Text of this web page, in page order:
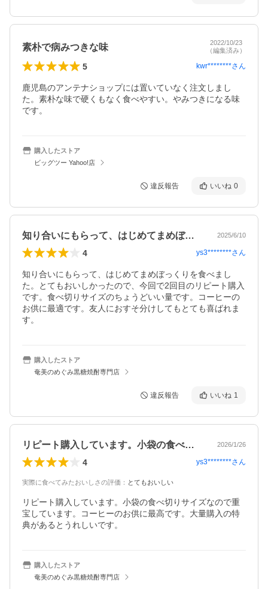
素朴で病みつきな味
2022/10/23
（編集済み）
5 kwr********さん
鹿児島のアンテナショップには置いていなく注文しまし
た。素朴な味で硬くもなく食べやすい。やみつきになる味
です。
購入したストア
ビッグツー Yahoo!店
違反報告 いいね 0
知り合いにもらって、はじめてまめぼっく… 2025/6/10
4 ys3********さん
知り合いにもらって、はじめてまめぼっくりを食べまし
た。とてもおいしかったので、今回で2回目のリピート購入
です。食べ切りサイズのちょうどいい量です。コーヒーの
お供に最適です。友人におすそ分けしてもとても喜ばれま
す。
購入したストア
奄美のめぐみ黒糖焼酎専門店
違反報告 いいね 1
リピート購入しています。小袋の食べ切り… 2026/1/26
4 ys3********さん
実際に食べてみたおいしさの評価 ： とてもおいしい
リピート購入しています。小袋の食べ切りサイズなので重
宝しています。コーヒーのお供に最高です。大量購入の特
典があるとうれしいです。
購入したストア
奄美のめぐみ黒糖焼酎専門店